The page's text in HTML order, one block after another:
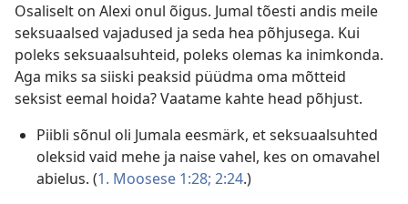
Osaliselt on Alexi onul õigus. Jumal tõesti andis meile
seksuaalsed vajadused ja seda hea põhjusega. Kui
poleks seksuaalsuhteid, poleks olemas ka inimkonda.
Aga miks sa siiski peaksid püüdma oma mõtteid
seksist eemal hoida? Vaatame kahte head põhjust.
Piibli sõnul oli Jumala eesmärk, et seksuaalsuhted
oleksid vaid mehe ja naise vahel, kes on omavahel
abielus. (1. Moosese 1:28; 2:24.)